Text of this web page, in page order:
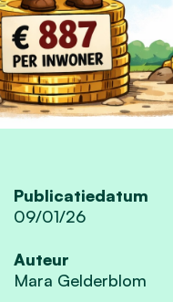
Publicatiedatum
09/01/26
Auteur
Mara Gelderblom